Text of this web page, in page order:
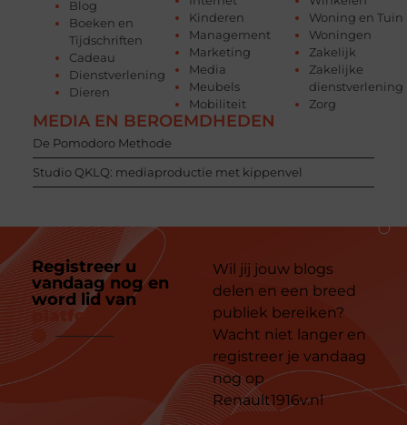
Blog
Boeken en
Tijdschriften
Cadeau
Dienstverlening
Dieren
Kinderen
Management
Marketing
Media
Meubels
Mobiliteit
Woning en Tuin
Woningen
Zakelijk
Zakelijke
dienstverlening
Zorg
MEDIA EN BEROEMDHEDEN
De Pomodoro Methode
Studio QKLQ: mediaproductie met kippenvel
Registreer u
vandaag nog en
word lid van
platform
Wil jij jouw blogs
delen en een breed
publiek bereiken?
Wacht niet langer en
registreer je vandaag
nog op
Renault1916v.nl